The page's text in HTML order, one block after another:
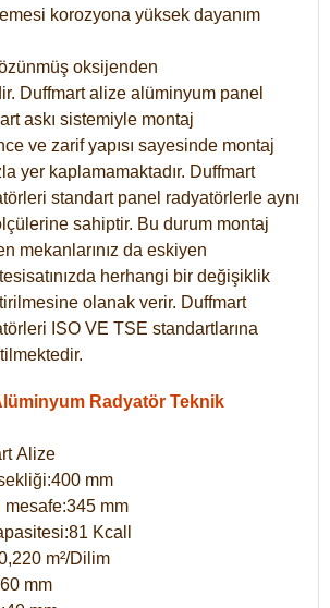
korozyona yüksek dayanım
oksijenden
Duffmart alize alüminyum panel
askı sistemiyle montaj
ve zarif yapısı sayesinde montaj
yer kaplamamaktadır. Duffmart
standart panel radyatörlerle aynı
sahiptir. Bu durum montaj
mekanlarınız da eskiyen
herhangi bir değişiklik
olanak verir. Duffmart
ISO VE TSE standartlarına
Radyatör Teknik
Alize
mm
mesafe:345 mm
Kcall
m²/Dilim
mm